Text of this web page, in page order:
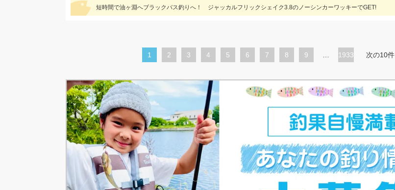
短時間で油ヶ淵へブラックバス釣りへ！ ジャッカルフリックシェイク3.8のノーシンカーワッキーでGET!
カ
ト
ペ
ー
ジ
1
ペ
2
ペ
ジ
3
ペ
ジ
4
ペ
5
ペ
6
ペ
7
ペ
8
ペ
9 1933 次の10件